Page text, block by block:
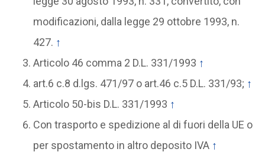
modificazioni, dalla legge 29 ottobre 1993, n.
427. ↑
Articolo 46 comma 2 D.L. 331/1993 ↑
art.6 c.8 d.lgs. 471/97 o art.46 c.5 D.L. 331/93; ↑
Articolo 50-bis D.L. 331/1993 ↑
Con trasporto e spedizione al di fuori della UE o
per spostamento in altro deposito IVA ↑